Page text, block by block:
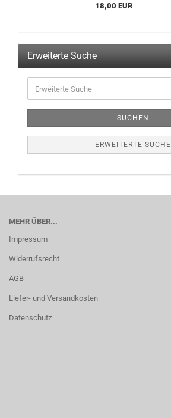
18,00 EUR
Erweiterte Suche
SUCHEN
ERWEITERTE SUCHE
MEHR ÜBER...
Impressum
Widerrufsrecht
AGB
Liefer- und Versandkosten
Datenschutz